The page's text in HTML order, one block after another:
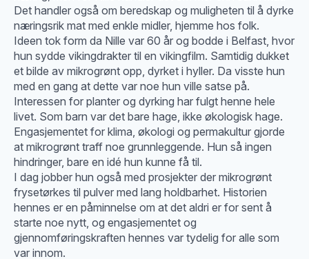
Det handler også om beredskap og muligheten til å dyrke
næringsrik mat med enkle midler, hjemme hos folk.
Ideen tok form da Nille var 60 år og bodde i Belfast, hvor
hun sydde vikingdrakter til en vikingfilm. Samtidig dukket
et bilde av mikrogrønt opp, dyrket i hyller. Da visste hun
med en gang at dette var noe hun ville satse på.
Interessen for planter og dyrking har fulgt henne hele
livet. Som barn var det bare hage, ikke økologisk hage.
Engasjementet for klima, økologi og permakultur gjorde
at mikrogrønt traff noe grunnleggende. Hun så ingen
hindringer, bare en idé hun kunne få til.
I dag jobber hun også med prosjekter der mikrogrønt
frysetørkes til pulver med lang holdbarhet. Historien
hennes er en påminnelse om at det aldri er for sent å
starte noe nytt, og engasjementet og
gjennomføringskraften hennes var tydelig for alle som
var innom.